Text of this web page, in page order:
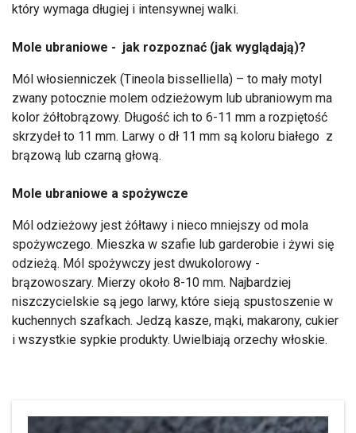
który wymaga długiej i intensywnej walki.
Mole ubraniowe - jak rozpoznać (jak wyglądają)?
Mól włosienniczek (Tineola bisselliella) – to mały motyl
zwany potocznie molem odzieżowym lub ubraniowym ma
kolor żółtobrązowy. Długość ich to 6-11 mm a rozpiętość
skrzydeł to 11 mm. Larwy o dł 11 mm są koloru białego z
brązową lub czarną głową.
Mole ubraniowe a spożywcze
Mól odzieżowy jest żółtawy i nieco mniejszy od mola
spożywczego. Mieszka w szafie lub garderobie i żywi się
odzieżą. Mól spożywczy jest dwukolorowy -
brązowoszary. Mierzy około 8-10 mm. Najbardziej
niszczycielskie są jego larwy, które sieją spustoszenie w
kuchennych szafkach. Jedzą kasze, mąki, makarony, cukier
i wszystkie sypkie produkty. Uwielbiają orzechy włoskie.